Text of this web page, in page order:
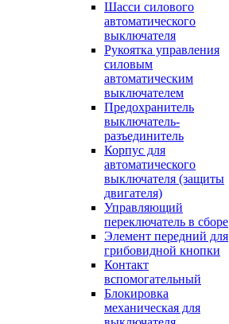
Шасси силового
автоматического
выключателя
Рукоятка управления
силовым
автоматическим
выключателем
Предохранитель
выключатель-
разъединитель
Корпус для
автоматического
выключателя (защиты
двигателя)
Управляющий
переключатель в сборе
Элемент передний для
грибовидной кнопки
Контакт
вспомогательный
Блокировка
механическая для